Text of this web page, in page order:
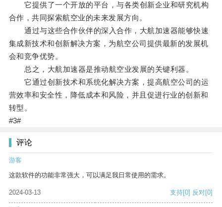
它提供了一个开放的平台，与各类创新企业和研究机构
合作，共同探索航空业的未来发展方向。
通过与这些合作伙伴的深入合作，大航加速器能够快速
集成新技术和创新解决方案，为航空公司提供最新的发展机
会和竞争优势。
总之，大航加速器是推动航空业发展的关键利器。
它通过创新技术和系统化解决方案，提高航空公司的运
营效率和安全性，降低成本和风险，并且促进行业的创新和
转型。
#3#
评论
游客
这款软件的功能非常强大，可以满足我日常使用的需求。
2024-03-13 支持[0] 反对[0]